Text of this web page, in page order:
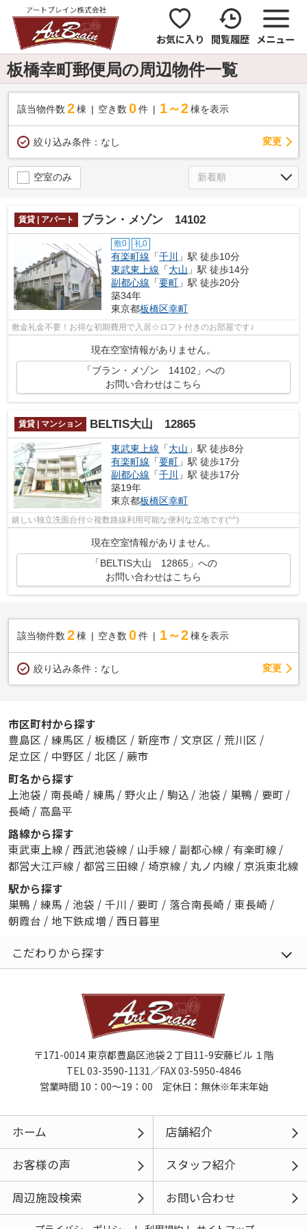
お気に入り 閲覧履歴 メニュー
板橋幸町郵便局の周辺物件一覧
該当物件数 2棟 空き数 0 件 1～2 棟を表示
絞り込み条件： なし 変更
空室のみ
賃貸 | アパート ブラン・メゾン 14102
敷0 礼0
有楽町線 「千川
」駅 徒歩10分
東武東上線 「大山 」駅 徒歩14分
副都心線 「要町 」駅 徒歩20分
築34年
東京都板橋区幸町
敷金礼金不要！お得な初期費用で入居☆ロフト付きのお部屋です♪
現在空室情報がありません。
「ブラン・メゾン 14102」への
お問い合わせはこちら
賃貸 | マンション BELTIS大山 12865
東武東上線 「大山 」駅 徒歩8分
有楽町線 「要町 」駅 徒歩17分
副都心線 「千川
」駅 徒歩17分
築19年
東京都板橋区幸町
嬉しい独立洗面台付☆複数路線利用可能な便利な立地です(^^)
現在空室情報がありません。
「BELTIS大山 12865」への
お問い合わせはこちら
該当物件数 2棟 空き数 0 件 1～2 棟を表示
絞り込み条件： なし 変更
市区町村から探す
豊島区 / 練馬区 / 板橋区 / 新座市 / 文京区 / 荒川区 /
足立区 / 中野区 / 北区 / 蕨市
町名から探す
上池袋 / 南長崎 / 練馬 / 野火止 / 駒込 / 池袋 / 巣鴨 / 要町 /
長崎 / 高島平
路線から探す
東武東上線 / 西武池袋線 / 山手線 / 副都心線 / 有楽町線 /
都営大江戸線 / 都営三田線 / 埼京線 / 丸ノ内線 / 京浜東北線
駅から探す
巣鴨 / 練馬 / 池袋 / 千川 / 要町 / 落合南長崎 / 東長崎 /
朝霞台 / 地下鉄成増 / 西日暮里
こだわりから探す
〒171-0014 東京都豊島区池袋２丁目11-9安藤ビル １階
TEL 03-3590-1131／FAX 03-5950-4846
営業時間 10：00～19：00 定休日：無休※年末年始
ホーム
店舗紹介
お客様の声
スタッフ紹介
周辺施設検索
お問い合わせ